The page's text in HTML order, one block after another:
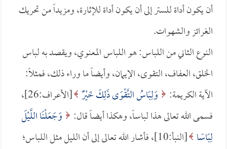
أن يكون أداة للستر إلى أن يكون أداة للإثارة، ومزيداً من تحريك
الغرائز والشهوات.
النوع الثاني من اللباس: هو اللباس المعنوي، ويقصد به لباس
الخلق، العفاف، التقوى، الإيمان، وأيضاً ما وراء ذلك، فمثلاً:
الآية الكريمة:
وَلِبَاسُ التَّقْوَى ذَلِكَ خَيْرٌ
[الأعراف:26]،
فسمى الله تعالى هذا لباساً، وهكذا أيضاً قال:
وَجَعَلْنَا اللَّيْلَ
لِبَاسًا
[النبأ:10]، فأشار الله تعالى إلى أن الليل مثل اللباس؛